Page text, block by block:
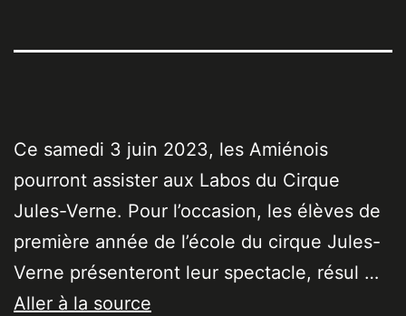
Ce samedi 3 juin 2023, les Amiénois
pourront assister aux Labos du Cirque
Jules-Verne. Pour l’occasion, les élèves de
première année de l’école du cirque Jules-
Verne présenteront leur spectacle, résul …
Aller à la source